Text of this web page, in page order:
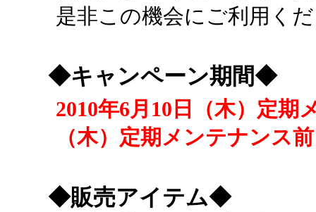
是非この機会にご利用く
◆キャンペーン期間◆
2010年6月10日（木）定期
（木）定期メンテナンス前
◆販売アイテム◆